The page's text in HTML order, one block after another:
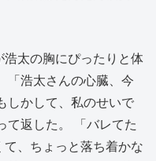
太の胸にぴったりと体
「浩太さんの心臓、今
かして、私のせいで
て返した。 「バレてた
、ちょっと落ち着かな